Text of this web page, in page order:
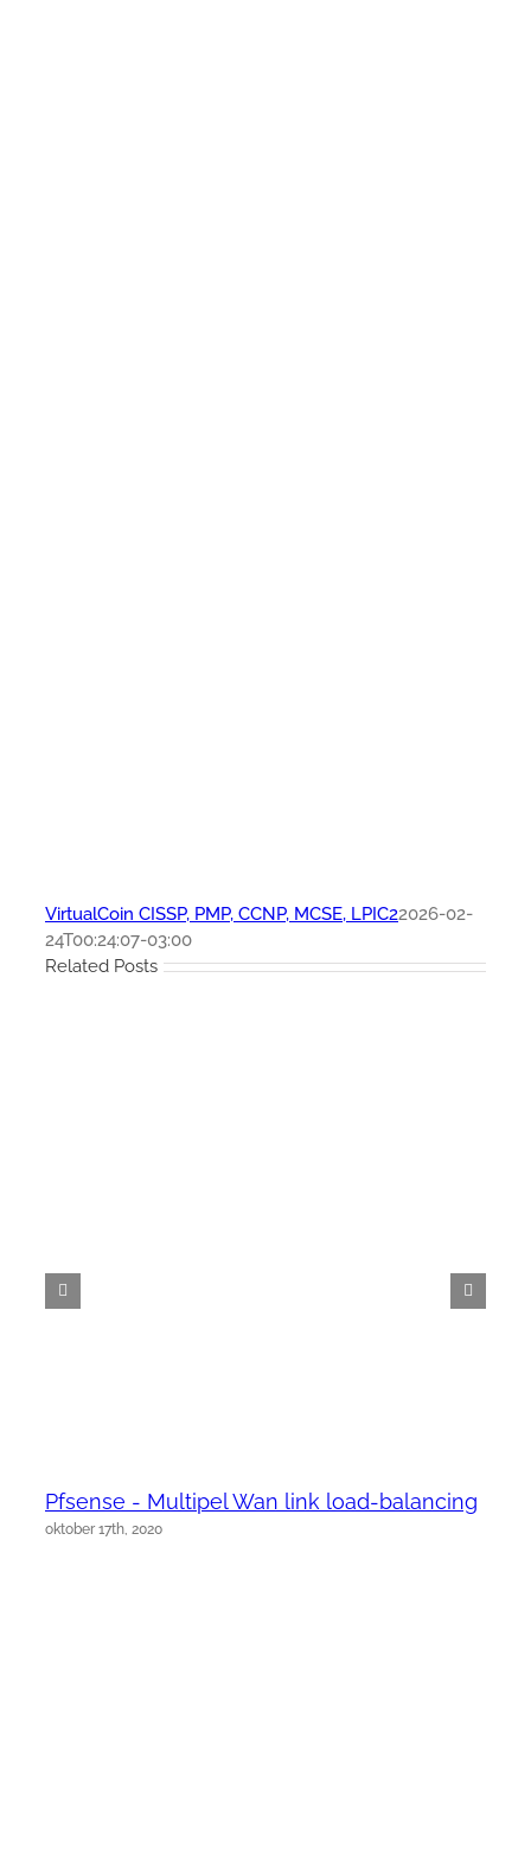
VirtualCoin CISSP, PMP, CCNP, MCSE, LPIC22026-02-
24T00:24:07-03:00
Related Posts
Pfsense - Multipel Wan link load-balancing
oktober 17th, 2020